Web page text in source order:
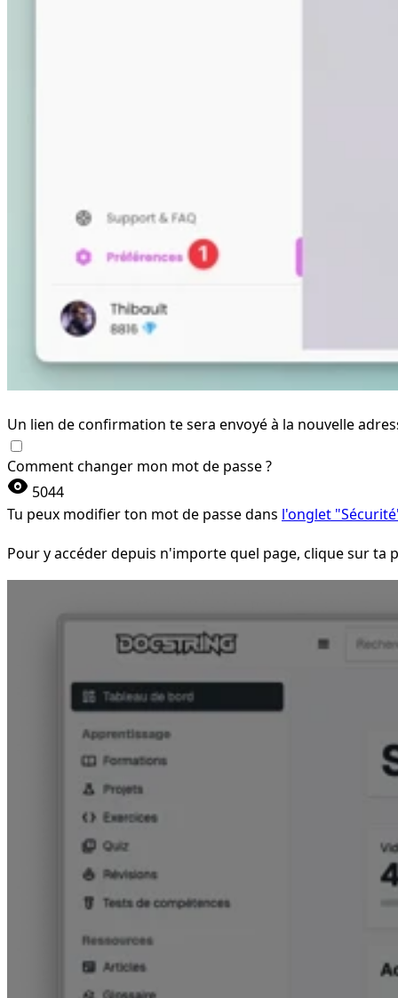
Un lien de confirmation te sera envoyé à la nouvelle
Comment changer mon mot de passe ?
visibility 5044
Tu peux modifier ton mot de passe dans l'onglet
Pour y accéder depuis n'importe quel page, clique sur